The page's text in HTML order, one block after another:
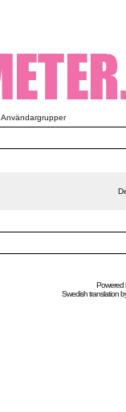
Användargrupper
Powered
Swedishtranslation